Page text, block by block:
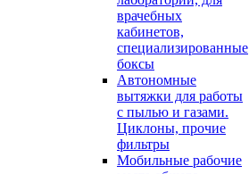
врачебных
кабинетов,
специализированные
боксы
Автономные
вытяжки для работы
с пылью и газами.
Циклоны, прочие
фильтры
Мобильные рабочие